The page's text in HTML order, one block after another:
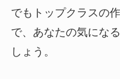
でもトップクラスの
で、あなたの気にな
しょう。